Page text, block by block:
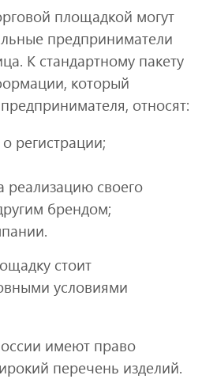
площадкой могут
предприниматели
К стандартному пакету
который
относят:
регистрации;
реализацию своего
брендом;
стоит
условиями
имеют право
перечень изделий.